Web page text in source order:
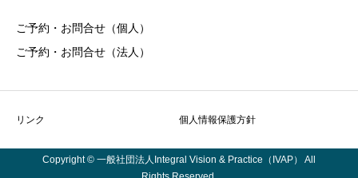
ご予約・お問合せ（個人）
ご予約・お問合せ（法人）
リンク 個人情報保護方針
Copyright © 一般社団法人Integral Vision & Practice（IVAP） All